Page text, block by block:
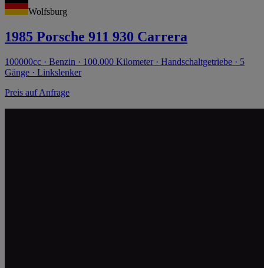
Wolfsburg
1985 Porsche 911 930 Carrera
100000cc · Benzin · 100.000 Kilometer · Handschaltgetriebe · 5
Gänge · Linkslenker
Preis auf Anfrage